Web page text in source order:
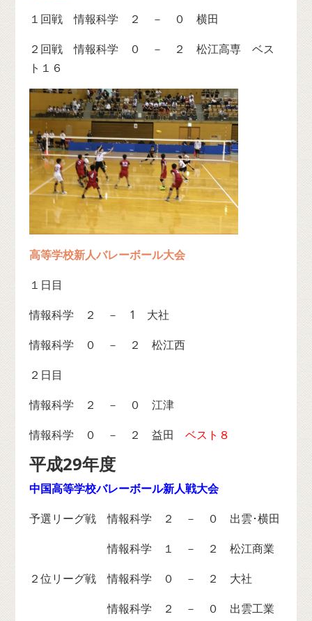
１回戦 情報科学 ２ － ０ 横田
２回戦 情報科学 ０ － ２ 松江高専 ベス
ト１６
高等学校新人バレーボール大会
１日目
情報科学 ２ － 1 大社
情報科学 ０ － ２ 松江西
２日目
情報科学 ２ － ０ 江津
情報科学 ０ － ２ 益田ベスト８
平成29年度
中国高等学校バレーボール新人戦大会
予選リーグ戦 情報科学 ２ － ０ 出雲･横田
情報科学 １ － ２ 松江商業
２位リーグ戦 情報科学 ０ － ２ 大社
情報科学 ２ － ０ 出雲工業